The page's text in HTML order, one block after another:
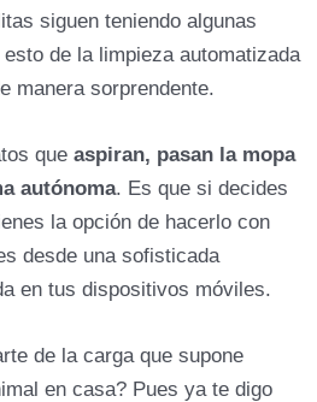
siguen teniendo algunas
de la limpieza automatizada
manera sorprendente.
que aspiran, pasan la mopa
autónoma. Es que si decides
la opción de hacerlo con
desde una sofisticada
en tus dispositivos móviles.
de la carga que supone
en casa? Pues ya te digo